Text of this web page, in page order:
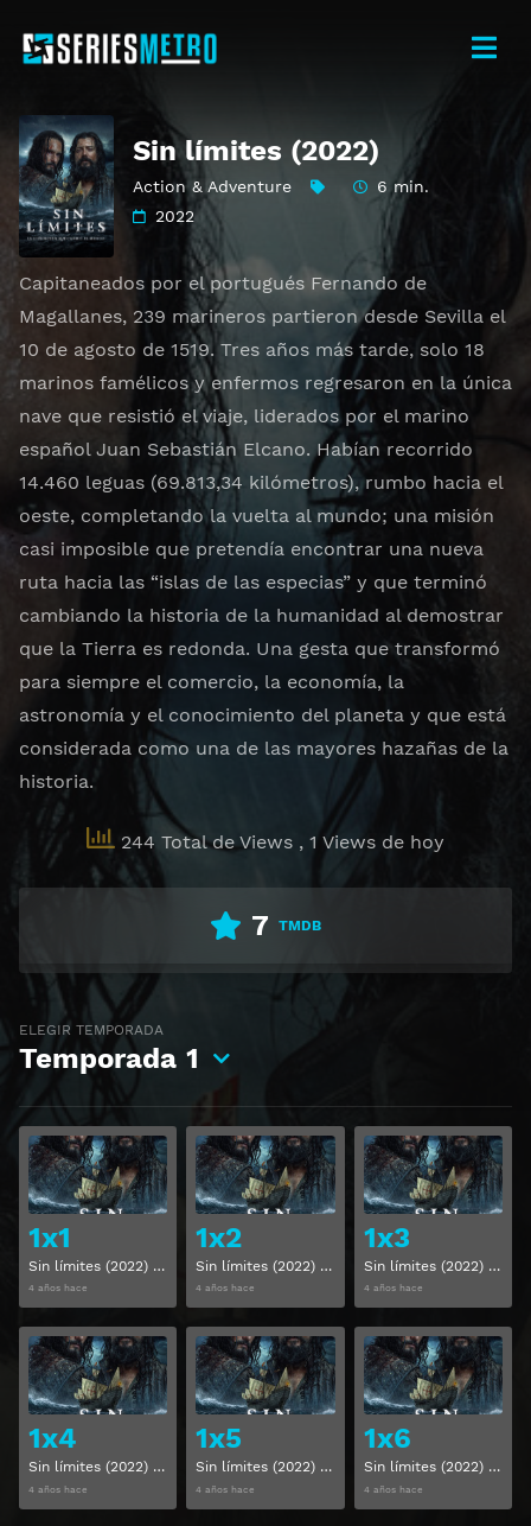
Sin límites (2022)
Action & Adventure
6 min.
2022
Capitaneados por el portugués Fernando de
Magallanes, 239 marineros partieron desde Sevilla el
10 de agosto de 1519. Tres años más tarde, solo 18
marinos famélicos y enfermos regresaron en la única
nave que resistió el viaje, liderados por el marino
español Juan Sebastián Elcano. Habían recorrido
14.460 leguas (69.813,34 kilómetros), rumbo hacia el
oeste, completando la vuelta al mundo; una misión
casi imposible que pretendía encontrar una nueva
ruta hacia las “islas de las especias” y que terminó
cambiando la historia de la humanidad al demostrar
que la Tierra es redonda. Una gesta que transformó
para siempre el comercio, la economía, la
astronomía y el conocimiento del planeta y que está
considerada como una de las mayores hazañas de la
historia.
244 Total de Views , 1 Views de hoy
7 TMDB
ELEGIR TEMPORADA
Temporada 1
1x1
Sin límites (2022) Temporada 1 Capitulo 1
4 años hace
Ver
1x2
Sin límites (2022) Temporada 1 Capitulo 2
4 años hace
Ver
1x3
Sin límites (2022) Temporada 1 Capitulo 3
4 años hace
1x4
Sin límites (2022) Temporada 1 Capitulo 4
4 años hace
Ver
1x5
Sin límites (2022) Temporada 1 Capitulo 5
4 años hace
Ver
1x6
Sin límites (2022) Temporada 1 Capitulo 6
4 años hace